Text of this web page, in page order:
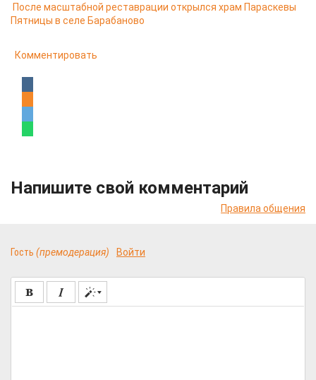
После масштабной реставрации открылся храм Параскевы
Пятницы в селе Барабаново
Комментировать
Напишите свой комментарий
Правила общения
Гость (премодерация) Войти